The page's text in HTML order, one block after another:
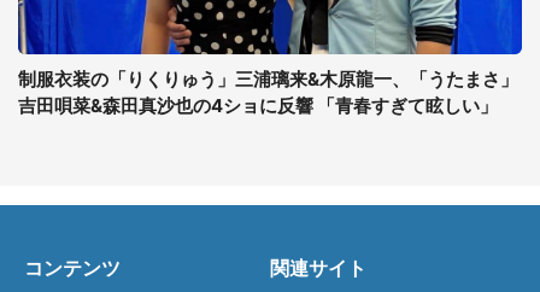
制服衣装の「りくりゅう」三浦璃来&木原龍一、「うたまさ」
吉田唄菜&森田真沙也の4ショに反響 「青春すぎて眩しい」
コンテンツ 関連サイト